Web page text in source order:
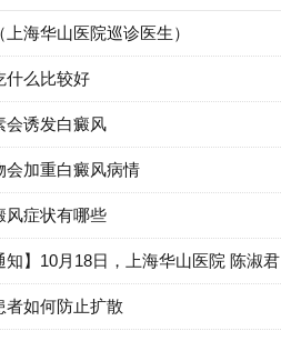
海华山医院巡诊医生）
什么比较好
会诱发白癜风
会加重白癜风病情
风症状有哪些
】10月18日，上海华山医院 陈淑君医生 莅临宁波华仁
者如何防止扩散